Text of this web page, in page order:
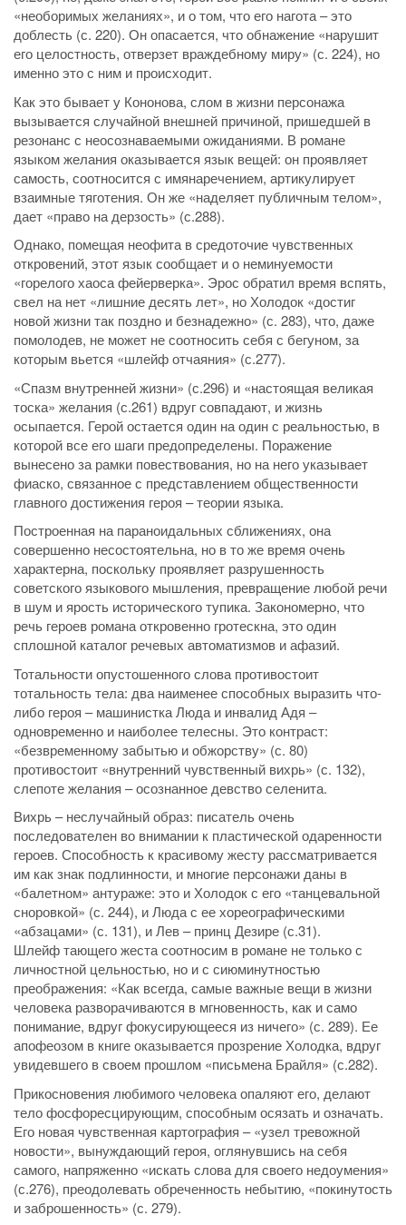
«необоримых желаниях», и о том, что его нагота – это
доблесть (с. 220). Он опасается, что обнажение «нарушит
его целостность, отверзет враждебному миру» (с. 224), но
именно это с ним и происходит.
Как это бывает у Кононова, слом в жизни персонажа
вызывается случайной внешней причиной, пришедшей в
резонанс с неосознаваемыми ожиданиями. В романе
языком желания оказывается язык вещей: он проявляет
самость, соотносится с имянаречением, артикулирует
взаимные тяготения. Он же «наделяет публичным телом»,
дает «право на дерзость» (с.288).
Однако, помещая неофита в средоточие чувственных
откровений, этот язык сообщает и о неминуемости
«горелого хаоса фейерверка». Эрос обратил время вспять,
свел на нет «лишние десять лет», но Холодок «достиг
новой жизни так поздно и безнадежно» (с. 283), что, даже
помолодев, не может не соотносить себя с бегуном, за
которым вьется «шлейф отчаяния» (с.277).
«Спазм внутренней жизни» (с.296) и «настоящая великая
тоска» желания (с.261) вдруг совпадают, и жизнь
осыпается. Герой остается один на один с реальностью, в
которой все его шаги предопределены. Поражение
вынесено за рамки повествования, но на него указывает
фиаско, связанное с представлением общественности
главного достижения героя – теории языка.
Построенная на параноидальных сближениях, она
совершенно несостоятельна, но в то же время очень
характерна, поскольку проявляет разрушенность
советского языкового мышления, превращение любой речи
в шум и ярость исторического тупика. Закономерно, что
речь героев романа откровенно гротескна, это один
сплошной каталог речевых автоматизмов и афазий.
Тотальности опустошенного слова противостоит
тотальность тела: два наименее способных выразить что-
либо героя – машинистка Люда и инвалид Адя –
одновременно и наиболее телесны. Это контраст:
«безвременному забытью и обжорству» (с. 80)
противостоит «внутренний чувственный вихрь» (с. 132),
слепоте желания – осознанное девство селенита.
Вихрь – неслучайный образ: писатель очень
последователен во внимании к пластической одаренности
героев. Способность к красивому жесту рассматривается
им как знак подлинности, и многие персонажи даны в
«балетном» антураже: это и Холодок с его «танцевальной
сноровкой» (с. 244), и Люда с ее хореографическими
«абзацами» (с. 131), и Лев – принц Дезире (с.31).
Шлейф тающего жеста соотносим в романе не только с
личностной цельностью, но и с сиюминутностью
преображения: «Как всегда, самые важные вещи в жизни
человека разворачиваются в мгновенность, как и само
понимание, вдруг фокусирующееся из ничего» (с. 289). Ее
апофеозом в книге оказывается прозрение Холодка, вдруг
увидевшего в своем прошлом «письмена Брайля» (с.282).
Прикосновения любимого человека опаляют его, делают
тело фосфоресцирующим, способным осязать и означать.
Его новая чувственная картография – «узел тревожной
новости», вынуждающий героя, оглянувшись на себя
самого, напряженно «искать слова для своего недоумения»
(с.276), преодолевать обреченность небытию, «покинутость
и заброшенность» (с. 279).